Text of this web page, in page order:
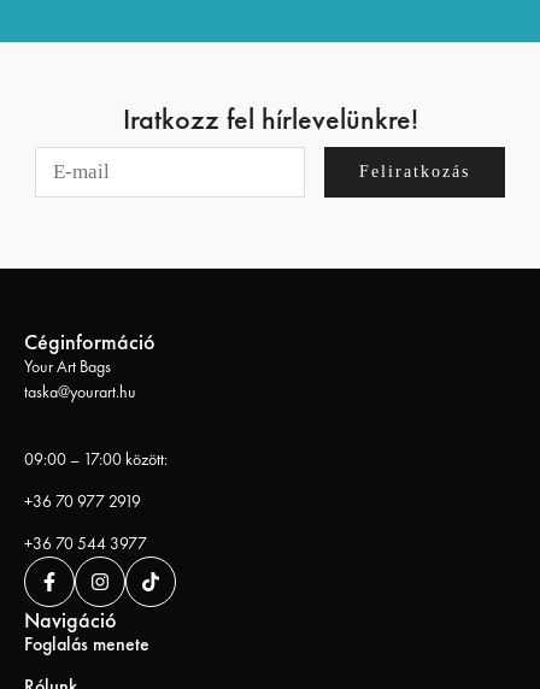
Iratkozz fel hírlevelünkre!
Feliratkozás
Céginformáció
Your Art Bags
taska@yourart.hu
09:00 – 17:00 között:
+36 70 977 2919
+36 70 544 3977
Navigáció
Foglalás menete